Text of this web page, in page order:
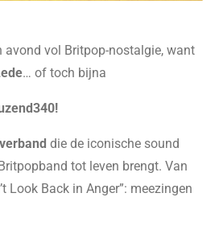
avond vol Britpop-nostalgie, want
… of toch bijna
die de iconische sound
tot leven brengt. Van
Look Back in Anger”: meezingen